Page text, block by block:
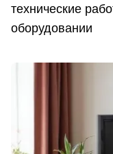
технические
оборудовании